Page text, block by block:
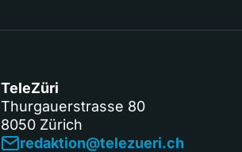
TeleZüri
Thurgauerstrasse 80
8050 Zürich
redaktion@telezueri.ch